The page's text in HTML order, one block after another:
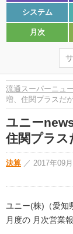
システム
月次
流通スーパーニュ
増、住関プラスだ
ユニー
住関プラス
決算 ／ 2017年09
ユニー(株)（愛知
月度の 月次営業